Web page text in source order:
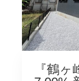
『鶴